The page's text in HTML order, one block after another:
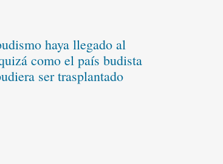
haya llegado al
como el país budista
ser trasplantado